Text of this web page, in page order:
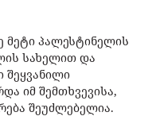
მეტი პალესტინელის
სახელით და
შეყვანილი
იმ შემთხვევისა,
შეუძლებელია.